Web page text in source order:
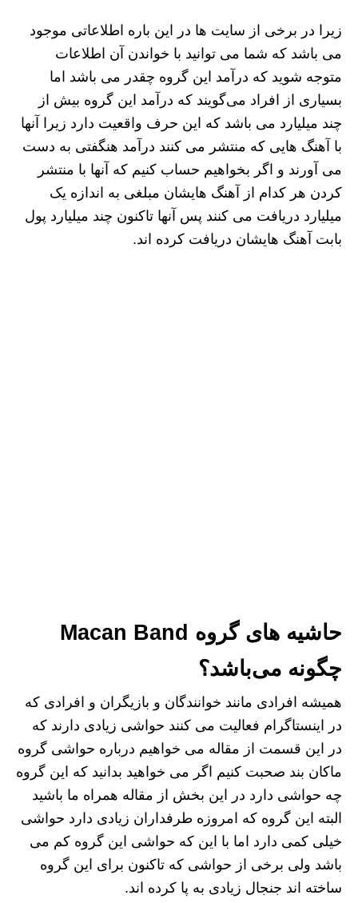
زیرا در برخی از سایت‌ ها در این باره اطلاعاتی موجود
می باشد که شما می توانید با خواندن آن اطلاعات
متوجه شوید که درآمد این گروه چقدر می باشد اما
بسیاری از افراد می‌گویند که درآمد این گروه بیش از
چند میلیارد می ‌باشد که این حرف واقعیت دارد زیرا آنها
با آهنگ هایی که منتشر می کنند درآمد هنگفتی به دست
می ‌آورند و اگر بخواهیم حساب کنیم که آنها با منتشر
کردن هر کدام از آهنگ هایشان مبلغی به اندازه یک
میلیارد دریافت می کنند پس آنها تاکنون چند میلیارد پول
بابت آهنگ هایشان دریافت کرده اند.
حاشیه های گروه Macan Band
چگونه می‌باشد؟
همیشه افرادی مانند خوانندگان و بازیگران و افرادی که
در اینستاگرام فعالیت می‌ کنند حواشی زیادی دارند که
در این قسمت از مقاله می خواهیم درباره حواشی گروه
ماکان بند صحبت کنیم اگر می خواهید بدانید که این گروه
چه حواشی دارد در این بخش از مقاله همراه ما باشید
البته این گروه که امروزه طرفداران زیادی دارد حواشی
خیلی کمی دارد اما با این که حواشی این گروه کم می
باشد ولی برخی از حواشی که تاکنون برای این گروه
ساخته ‌اند جنجال زیادی به پا کرده اند.